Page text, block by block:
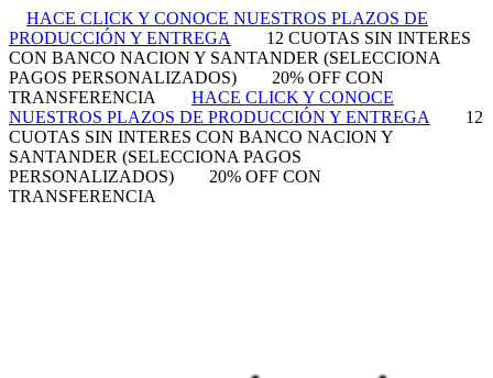
HACE CLICK Y CONOCE NUESTROS PLAZOS DE
PRODUCCIÓN Y ENTREGA
12 CUOTAS SIN INTERES
CON BANCO NACION Y SANTANDER (SELECCIONA
PAGOS PERSONALIZADOS)
20% OFF CON
TRANSFERENCIA
HACE CLICK Y CONOCE
NUESTROS PLAZOS DE PRODUCCIÓN Y ENTREGA
12
CUOTAS SIN INTERES CON BANCO NACION Y
SANTANDER (SELECCIONA PAGOS
PERSONALIZADOS)
20% OFF CON
TRANSFERENCIA